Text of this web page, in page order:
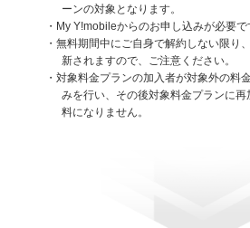
ーンの対象となります。
・My Y!mobileからのお申し込みが必要で
・無料期間中にご自身で解約しない限り
新されますので、ご注意ください。
・対象料金プランの加入者が対象外の料
みを行い、その後対象料金プランに
料になりません。